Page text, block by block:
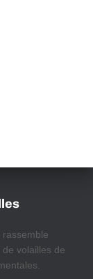
rassemble
de volailles de